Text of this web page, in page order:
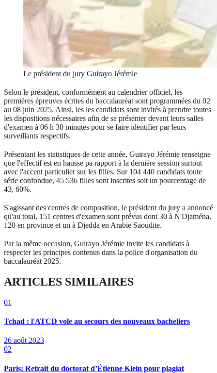
Le président du jury Guirayo Jérémie
Selon le président, conformément au calendrier officiel, les
premières épreuves écrites du baccalauréat sont programmées du 02
au 08 juin 2025. Ainsi, les les candidats sont invités à prendre toutes
les dispositions nécessaires afin de se présenter devant leurs salles
d'examen à 06 h 30 minutes pour se faire identifier par leurs
surveillants respectifs.
Présentant les statistiques de cette année, Guirayo Jérémie renseigne
que l'effectif est en hausse pa rapport à la dernière session surtout
avec l'accent particulier sur les filles. Sur 104 440 candidats toute
série confondue, 45 536 filles sont inscrites soit un pourcentage de
43, 60%.
S'agissant des centres de composition, le président du jury a annoncé
qu'au total, 151 centres d'examen sont prévus dont 30 à N'Djaména,
120 en province et un à Djedda en Arabie Saoudite.
Par la même occasion, Guirayo Jérémie invite les candidats à
respecter les principes contenus dans la police d'organisation du
baccalauréat 2025.
ARTICLES SIMILAIRES
01
Tchad : l'ATCD vole au secours des nouveaux bacheliers
26 août 2023
02
Paris: Retrait du doctorat d’Étienne Klein pour plagiat